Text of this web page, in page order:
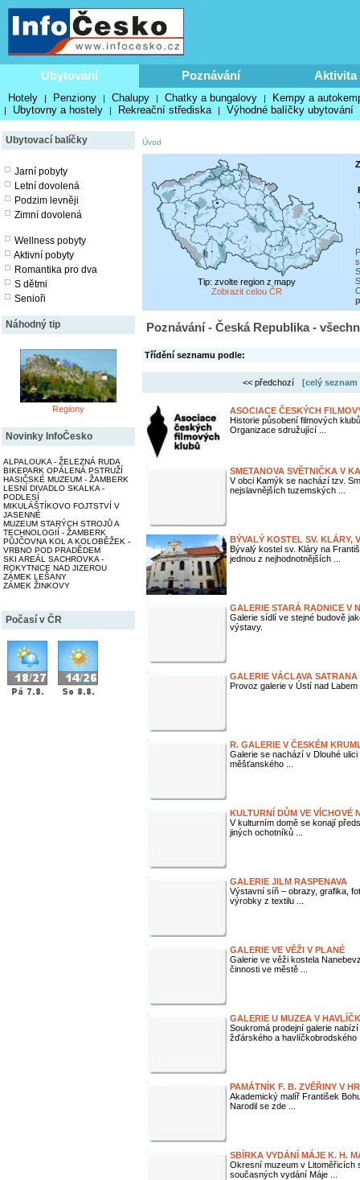
Ubytování Poznávání Aktivita
Hotely | Penziony | Chalupy | Chatky a bungalovy | Kempy a
| Ubytovny a hostely | Rekreační střediska | Výhodné balíčky ubytování
Ubytovací balíčky
Jarní pobyty
Letní dovolená
Podzim levněji
Zimní dovolená
Wellness pobyty
Aktivní pobyty
Romantika pro dva
S dětmi
Senioři
Náhodný tip
Regiony
Novinky InfoČesko
ALPALOUKA - ŽELEZNÁ RUDA
BIKEPARK OPÁLENÁ PSTRUŽÍ
HASIČSKÉ MUZEUM - ŽAMBERK
LESNÍ DIVADLO SKALKA -
PODLESÍ
MIKULÁŠTÍKOVO FOJTSTVÍ V
JASENNÉ
MUZEUM STARÝCH STROJŮ A
TECHNOLOGIÍ - ŽAMBERK
PŮJČOVNA KOL A KOLOBĚŽEK -
VRBNO POD PRADĚDEM
SKI AREÁL SACHROVKA -
ROKYTNICE NAD JIZEROU
ZÁMEK LEŠANY
ZÁMEK ŽINKOVY
Počasí v ČR
Úvod
Tip: zvolte region z mapy
Zobrazit celou ČR
Poznávání - Česká Republika -
Třídění seznamu podle:
<< předchozí [celý seznam
ASOCIACE ČESKÝCH
Historie působení filmových
Organizace sdružující ...
SMETANOVA SVĚTNIČKA V
V obci Kamýk se nachází tzv.
nejslavnějších tuzemských ...
BÝVALÝ KOSTEL SV. KLÁRY,
Bývalý kostel sv. Kláry na
jednou z nejhodnotnějších ...
GALERIE STARÁ RADNICE V
Galerie sídlí ve stejné budově
výstavy.
GALERIE VÁCLAVA
Provoz galerie v Ústí nad
R. GALERIE V ČESKÉM
Galerie se nachází v Dlouhé
měšťanského ...
KULTURNÍ DŮM VE VÍCHOVÉ
V kulturním domě se konají
jiných ochotníků ...
GALERIE JILM RASPENAVA
Výstavní síň – obrazy, grafika,
výrobky z textilu ...
GALERIE VE VĚŽI V PLANÉ
Galerie ve věži kostela
činnosti ve městě ...
GALERIE U MUZEA V
Soukromá prodejní galerie
žďárského a havlíčkobrodského
PAMÁTNÍK F. B. ZVĚŘINY V
Akademický malíř František
Narodil se zde ...
SBÍRKA VYDÁNÍ MÁJE K. H.
Okresní muzeum v Litoměřicích
současných vydání Máje ...